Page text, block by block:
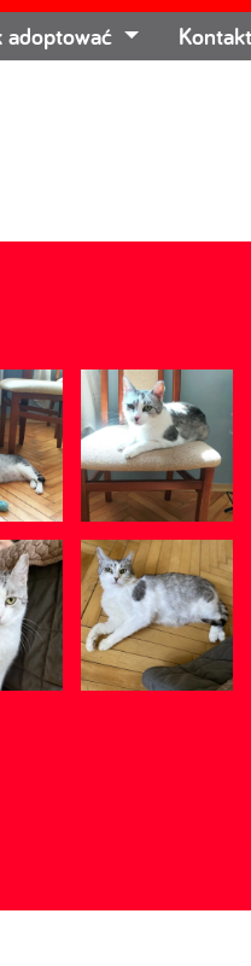
adoptować Kontakt